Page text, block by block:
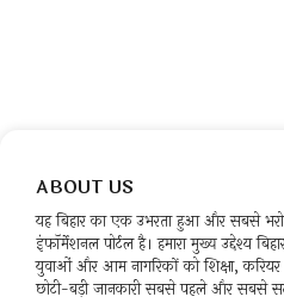
ABOUT US
यह बिहार का एक उभरता हुआ और सबसे
इंफॉर्मेशनल पोर्टल है। हमारा मुख्य उद्देश्य
युवाओं और आम नागरिकों को शिक्षा,
छोटी-बड़ी जानकारी सबसे पहले और सबसे